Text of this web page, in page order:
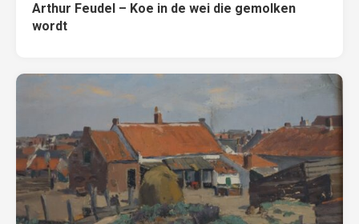
Arthur Feudel – Koe in de wei die gemolken
wordt